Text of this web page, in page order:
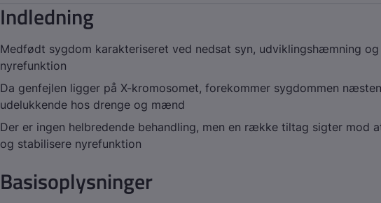
Indledning
Medfødt sygdom karakteriseret ved nedsat syn, udviklingshæmning
nyrefunktion
Da genfejlen ligger på X-kromosomet, forekommer sygdommen næsten
udelukkende hos drenge og mænd
Der er ingen helbredende behandling, men en række tiltag sigter mod
og stabilisere nyrefunktion
Basisoplysninger